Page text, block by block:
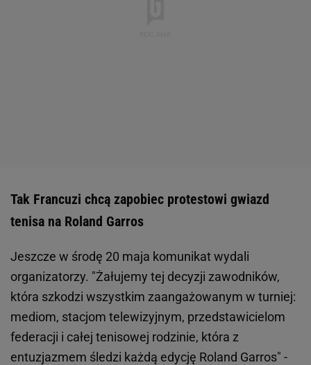
Tak Francuzi chcą zapobiec protestowi gwiazd
tenisa na Roland Garros
Jeszcze w środę 20 maja komunikat wydali
organizatorzy. "Żałujemy tej decyzji zawodników,
która szkodzi wszystkim zaangażowanym w turniej:
mediom, stacjom telewizyjnym, przedstawicielom
federacji i całej tenisowej rodzinie, która z
entuzjazmem śledzi każdą edycję Roland Garros" -